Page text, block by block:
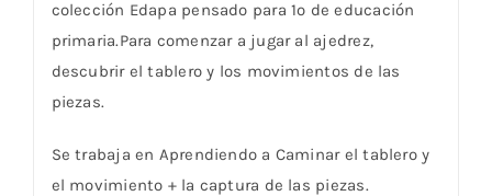
colección Edapa pensado para 1º de educación
primaria.Para comenzar a jugar al ajedrez,
descubrir el tablero y los movimientos de las
piezas.
Se trabaja en Aprendiendo a Caminar el tablero y
el movimiento + la captura de las piezas.